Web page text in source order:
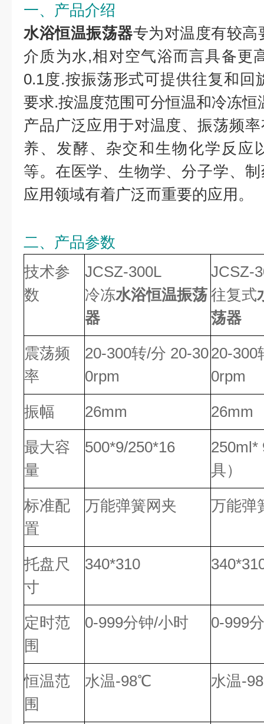
一、产品介绍
水浴恒温振荡器专为对温度有较
介质为水,相对空气浴而言具备更
0.1度.按振荡形式可提供往复和回
要求.按温度范围可分恒温和冷冻
产品广泛应用于对温度、振荡频
养、发酵、杂交和生物化学反应
等。在医学、生物学、分子学、
应用领域有着广泛而重要的应用。
二、产品参数
技术参
数
JCSZ-300L
冷冻水浴恒温振荡
器
JCSZ-
往复式
荡器
震荡频
率
20-300转/分 20-30
0rpm
20-300
0rpm
振幅
26mm
26mm
最大容
量
500*9/250*16
250ml*
具）
标准配
置
万能弹簧网夹 万能弹
托盘尺
寸
340*310
定时范
围
0-999分钟/小时 0-999
恒温范
围
水温-98℃ 水温-